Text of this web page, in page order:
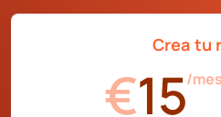
Crea tu
€15/